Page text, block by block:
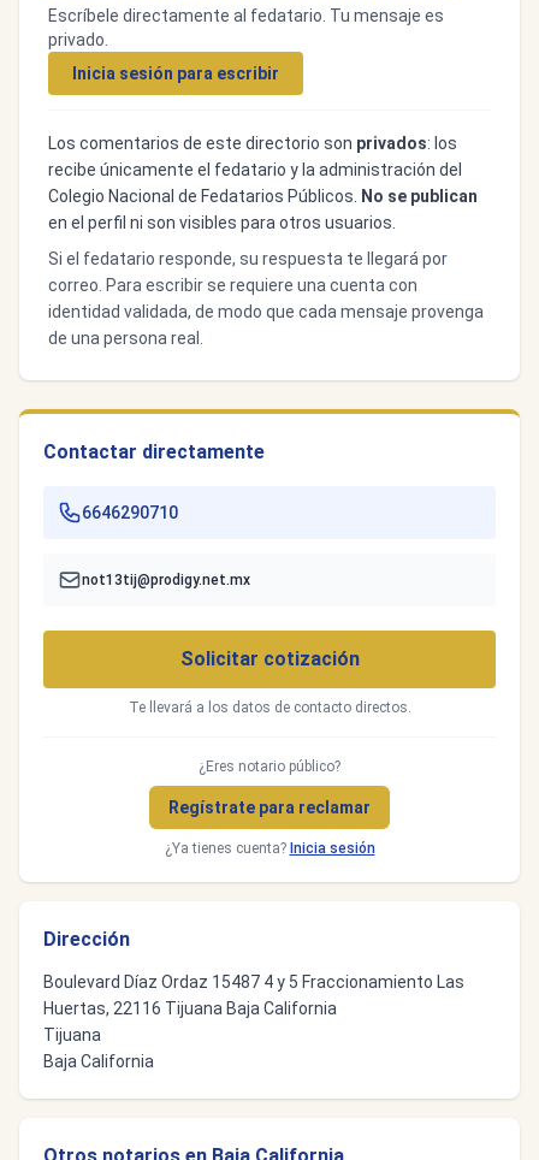
Escríbele directamente al fedatario. Tu mensaje es
privado.
Inicia sesión para escribir
Los comentarios de este directorio son privados: los
recibe únicamente el fedatario y la administración del
Colegio Nacional de Fedatarios Públicos.
No se publican
en el perfil ni son visibles para otros usuarios.
Si el fedatario responde, su respuesta te llegará por
correo. Para escribir se requiere una cuenta con
identidad validada, de modo que cada mensaje provenga
de una persona real.
Contactar directamente
6646290710
not13tij@prodigy.net.mx
Solicitar cotización
Te llevará a los datos de contacto directos.
¿Eres notario público?
Regístrate para reclamar
¿Ya tienes cuenta? Inicia sesión
Dirección
Boulevard Díaz Ordaz 15487 4 y 5 Fraccionamiento Las
Huertas, 22116 Tijuana Baja California
Tijuana
Baja California